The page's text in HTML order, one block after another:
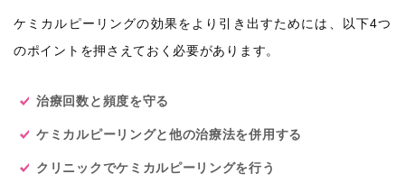
ケミカルピーリングの効果をより引き出すためには、以下4つ
のポイントを押さえておく必要があります。
治療回数と頻度を守る
ケミカルピーリングと他の治療法を併用する
クリニックでケミカルピーリングを行う